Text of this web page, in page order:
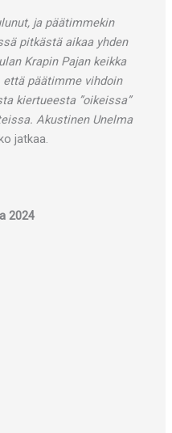
ja päätimmekin
pitkästä aikaa yhden
Krapin Pajan keikka
päätimme vihdoin
kiertueesta ”oikeissa”
Akustinen Unelma
jatkaa.
2024